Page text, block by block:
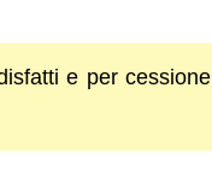
e per cessione